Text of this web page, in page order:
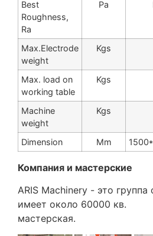
Best
Roughness,
Ra
Ра
Max.Electrode
weight
Kgs
Max. load on
working table
Kgs
Machine
weight
Kgs
Dimension Mm
Компания и мастерские
ARIS Machinery - это группа
имеет около 60000 кв.
мастерская.